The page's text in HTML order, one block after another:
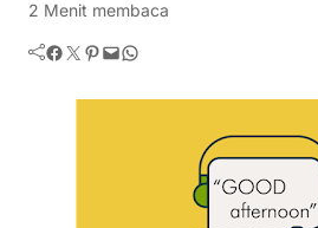
2 Menit membaca
Facebook Twitter Pinterest Mail WhatsApp